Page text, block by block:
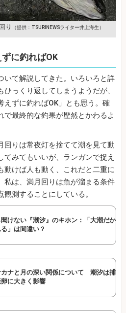
り （提供：TSURINEWSライター井上海生）
に釣ればOK
いて解説してきた。いろいろと詳
っくり返してしまうようだが、
えずに釣ればOK」とも思う。確
で最終的な釣果が歴然とかわるよ
回りは常夜灯を捨てて潮を見て動
てみてもいいが、ランガンで捉え
動けば人も動く、これだと二重に
私は、満月回りは魚が溜まる条件
測することにしている。
けない『潮汐』のキホン：「大潮だか
」は間違い？
カナと月の深い関係について 潮汐は捕
に大きく影響